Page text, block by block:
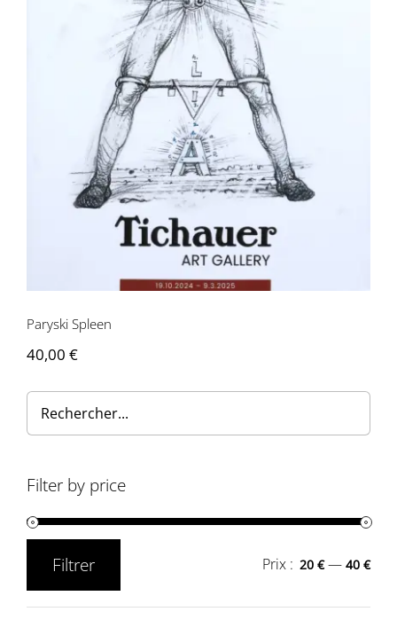
Paryski Spleen
Paryski Spleen
40,00 €
Filter by price
Filtrer Prix : 20 €—40 €